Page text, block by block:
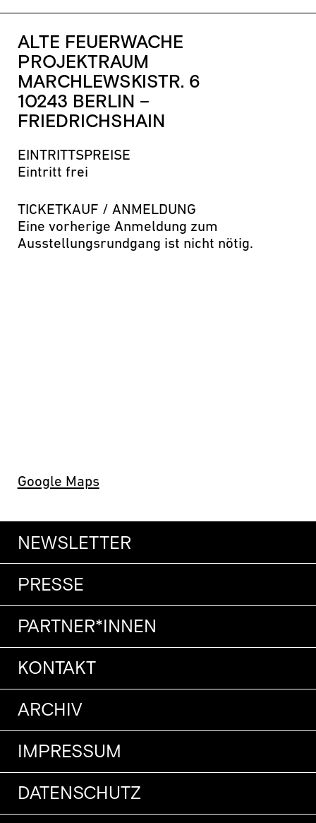
ALTE FEUERWACHE
PROJEKTRAUM
MARCHLEWSKISTR. 6
10243 BERLIN –
FRIEDRICHSHAIN
EINTRITTSPREISE
Eintritt frei
TICKETKAUF / ANMELDUNG
Eine vorherige Anmeldung zum
Ausstellungsrundgang ist nicht nötig.
Google Maps
NEWSLETTER
PRESSE
PARTNER*INNEN
KONTAKT
ARCHIV
IMPRESSUM
DATENSCHUTZ